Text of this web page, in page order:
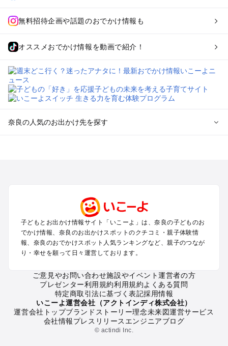
無料招待企画や話題のおでかけ情報も
オススメおでかけ情報を動画で紹介！
奈良の人気のお出かけ先を探す
吉野・奥吉野のプールお出かけ
奈良の定番お出かけスポット
奈良の遊園地
奈良の動物園
奈良の釣り
奈良の牧場
奈良のプール
奈良のアスレチック
奈良の公園・総合公園
子どもとお出かけ情報サイト「いこーよ」は、奈良の子どものお
でかけ情報、奈良のお出かけスポットのクチコミ・親子体験情
報、奈良のおでかけスポット人気ランキングなど、親子のつなが
り・幸せを願って日々運営しております。
ご意見やお問い合わせ施設やイベント運営者の方
プレゼンター利用規約利用規約よくある質問
特定商取引法に基づく表記採用情報
いこーよ運営会社（アクトインディ株式会社）
運営会社トップブランドストーリー理念未来図運営サービス
会社情報プレスリリース エンジニアブログ
© actindi Inc.